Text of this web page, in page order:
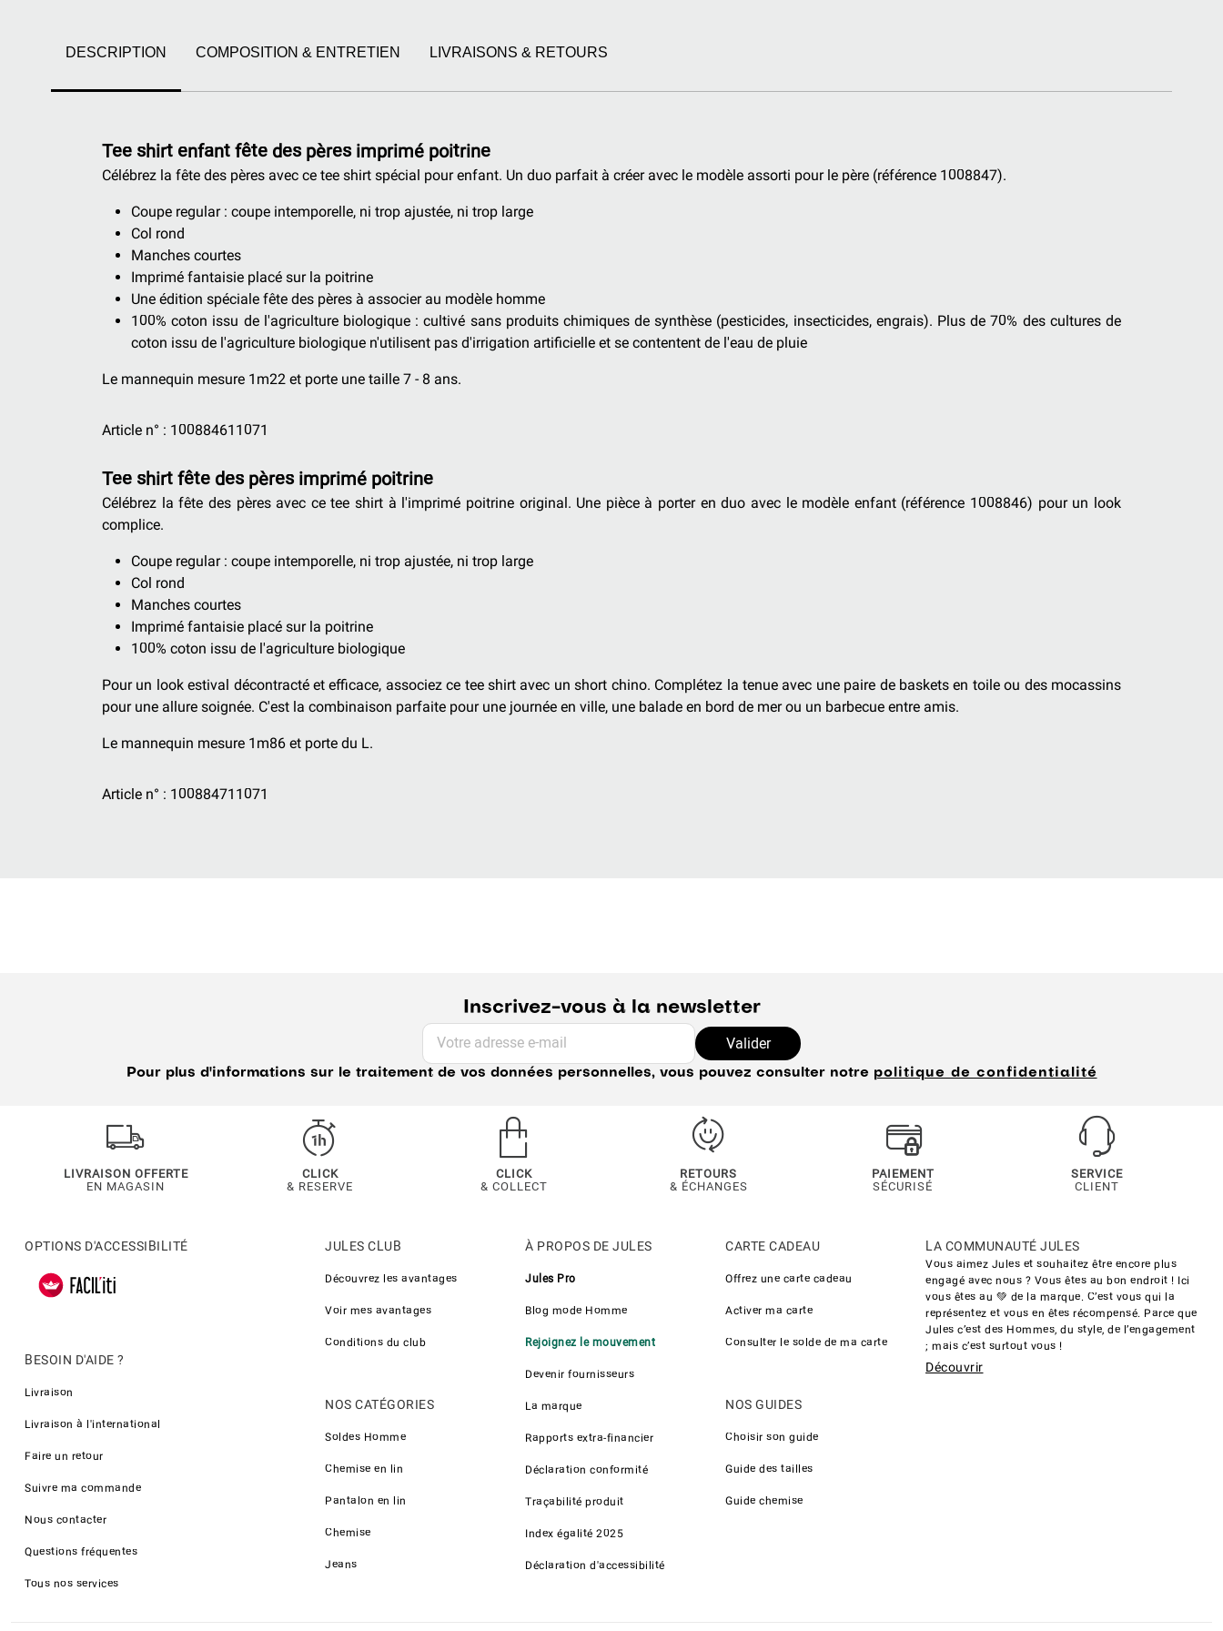
DESCRIPTION COMPOSITION & ENTRETIEN LIVRAISONS & RETOURS
Tee shirt enfant fête des pères imprimé poitrine
Célébrez la fête des pères avec ce tee shirt spécial pour enfant. Un duo parfait à créer avec le modèle assorti pour le père (référence 1008847).
Coupe regular : coupe intemporelle, ni trop ajustée, ni trop large
Col rond
Manches courtes
Imprimé fantaisie placé sur la poitrine
Une édition spéciale fête des pères à associer au modèle homme
100% coton issu de l'agriculture biologique :cultivé sans produits chimiques de synthèse (pesticides, insecticides, engrais). Plus de 70% des cultures de
coton issu de l'agriculture biologique n'utilisent pas d'irrigation artificielle et se contentent de l'eau de pluie
Le mannequin mesure 1m22 et porte une taille 7 - 8 ans.
Article n° : 100884611071
Tee shirt fête des pères imprimé poitrine
Célébrez la fête des pères avec ce tee shirt à l'imprimé poitrine original. Une pièce à porter en duo avec le modèle enfant (référence 1008846) pour un look
complice.
Coupe regular : coupe intemporelle, ni trop ajustée, ni trop large
Col rond
Manches courtes
Imprimé fantaisie placé sur la poitrine
100% coton issu de l'agriculture biologique
Pour un look estival décontracté et efficace, associez ce tee shirt avec un short chino. Complétez la tenue avec une paire de baskets en toile ou des mocassins
pour une allure soignée. C'est la combinaison parfaite pour une journée en ville, une balade en bord de mer ou un barbecue entre amis.
Le mannequin mesure 1m86 et porte du L.
Article n° : 100884711071
Inscrivez-vous à la newsletter
Votre adresse e-mail Valider
Pour plus d'informations sur le traitement de vos données personnelles, vous pouvez consulter notre politique de confidentialité
LIVRAISON OFFERTE
EN MAGASIN
CLICK
& RESERVE
CLICK
& COLLECT
RETOURS
& ÉCHANGES
PAIEMENT
SÉCURISÉ
SERVICE
CLIENT
OPTIONS D'ACCESSIBILITÉ
BESOIN D'AIDE ?
Livraison
Livraison à l'international
Faire un retour
Suivre ma commande
Nous contacter
Questions fréquentes
Tous nos services
JULES CLUB
Découvrez les avantages
Voir mes avantages
Conditions du club
NOS CATÉGORIES
Soldes Homme
Chemise en lin
Pantalon en lin
Chemise
Jeans
À PROPOS DE JULES
Jules Pro
Blog mode Homme
Rejoignez le mouvement
Devenir fournisseurs
La marque
Rapports extra-financier
Déclaration conformité
Traçabilité produit
Index égalité 2025
Déclaration d'accessibilité
CARTE CADEAU
Offrez une carte cadeau
Activer ma carte
Consulter le solde de ma carte
NOS GUIDES
Choisir son guide
Guide des tailles
Guide chemise
LA COMMUNAUTÉ JULES
Vous aimez Jules et souhaitez être encore plus
engagé avec nous ? Vous êtes au bon endroit ! Ici
vous êtes au 💚 de la marque. C’est vous qui la
représentez et vous en êtes récompensé. Parce que
Jules c’est des Hommes, du style, de l’engagement
; mais c’est surtout vous !
Découvrir